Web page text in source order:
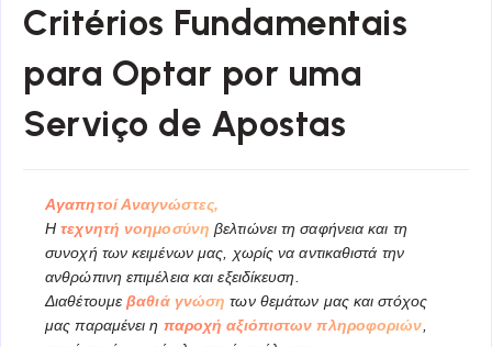
Critérios Fundamentais
para Optar por uma
Serviço de Apostas
Αγαπητοί Αναγνώστες,
Ητεχνητή νοημοσύνη βελτιώνει τη σαφήνεια και τη
συνοχή των κειμένων μας, χωρίς να αντικαθιστά την
ανθρώπινη επιμέλεια και εξειδίκευση.
Διαθέτουμεβαθιά γνώση των θεμάτων μας και στόχος
μας παραμένει η παροχή αξιόπιστων πληροφοριών